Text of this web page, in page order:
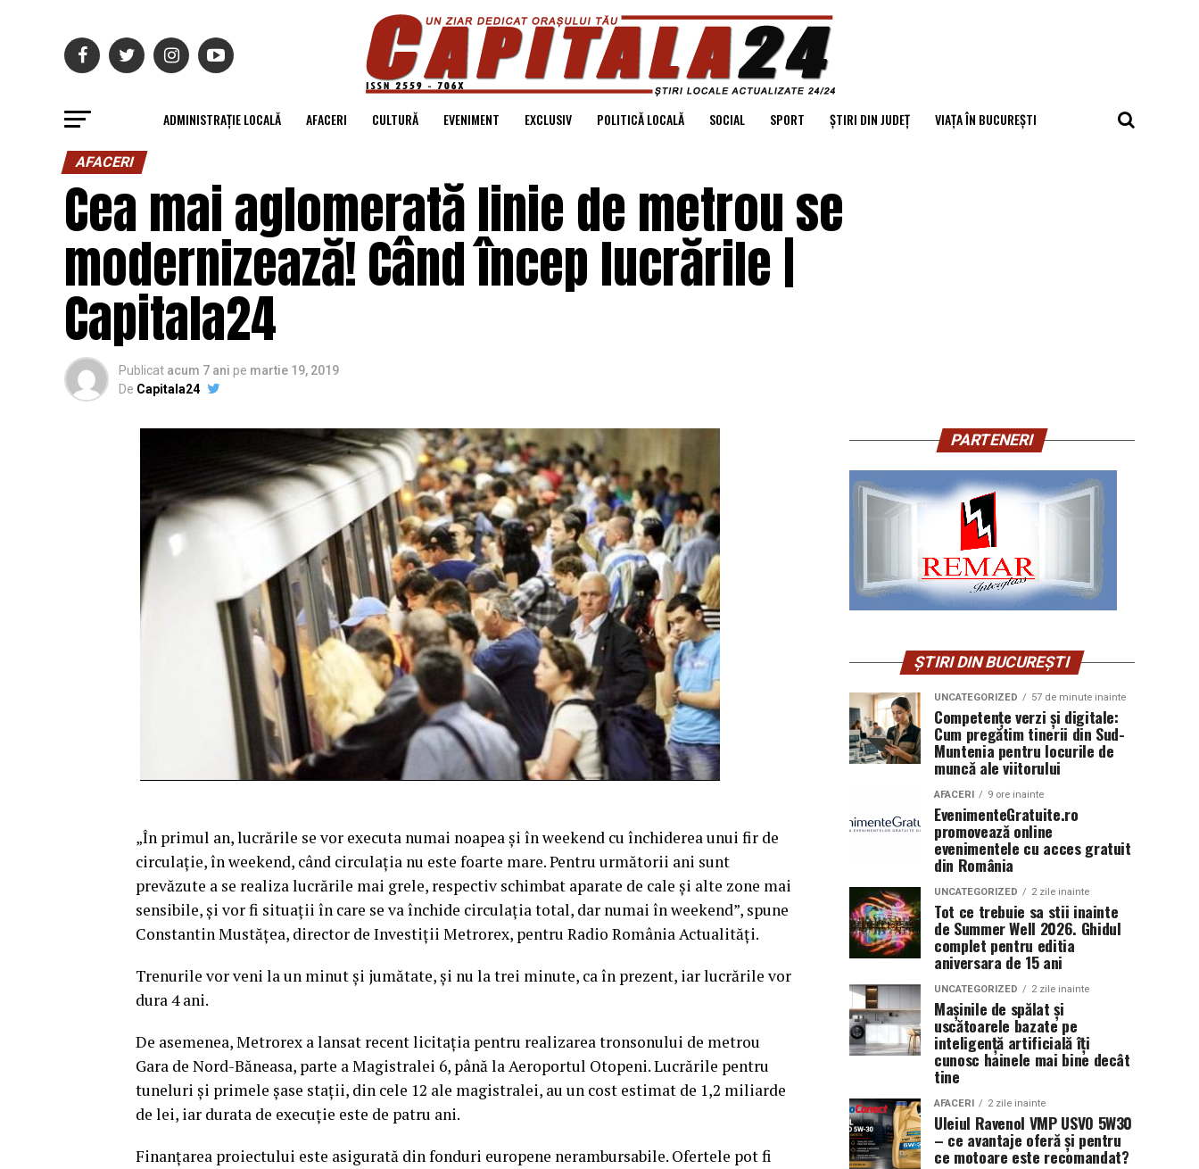
ADMINISTRAȚIE LOCALĂ AFACERI CULTURĂ EVENIMENT EXCLUSIV POLITICĂ LOCALĂ SOCIAL SPORT ȘTIRI DIN JUDEȚ VIAȚA ÎN BUCUREȘTI
AFACERI
Cea mai aglomerată linie de metrou se
modernizează! Când încep lucrările |
Capitala24
Publicat acum 7 ani pe martie 19, 2019
De Capitala24
„În primul an, lucrările se vor executa numai noapea şi în weekend cu închiderea unui fir de
circulaţie, în weekend, când circulaţia nu este foarte mare. Pentru următorii ani sunt
prevăzute a se realiza lucrările mai grele, respectiv schimbat aparate de cale şi alte zone mai
sensibile, şi vor fi situaţii în care se va închide circulaţia total, dar numai în weekend”, spune
Constantin Mustăţea, director de Investiţii Metrorex, pentru Radio România Actualităţi.
Trenurile vor veni la un minut şi jumătate, şi nu la trei minute, ca în prezent, iar lucrările vor
dura 4 ani.
De asemenea, Metrorex a lansat recent licitaţia pentru realizarea tronsonului de metrou
Gara de Nord-Băneasa, parte a Magistralei 6, până la Aeroportul Otopeni. Lucrările pentru
tuneluri şi primele şase staţii, din cele 12 ale magistralei, au un cost estimat de 1,2 miliarde
de lei, iar durata de execuţie este de patru ani.
Finanţarea proiectului este asigurată din fonduri europene nerambursabile. Ofertele pot fi
PARTENERI
ȘTIRI DIN BUCUREȘTI
UNCATEGORIZED 57 de minute inainte
Competențe verzi și digitale:
Cum pregătim tinerii din Sud-
Muntenia pentru locurile de
muncă ale viitorului
AFACERI 9 ore inainte
EvenimenteGratuite.ro
promovează online
evenimentele cu acces gratuit
din România
UNCATEGORIZED 2 zile inainte
Tot ce trebuie sa stii inainte
de Summer Well 2026. Ghidul
complet pentru editia
aniversara de 15 ani
UNCATEGORIZED 2 zile inainte
Mașinile de spălat și
uscătoarele bazate pe
inteligență artificială îți
cunosc hainele mai bine decât
tine
AFACERI 2 zile inainte
Uleiul Ravenol VMP USVO 5W30
– ce avantaje oferă și pentru
ce motoare este recomandat?